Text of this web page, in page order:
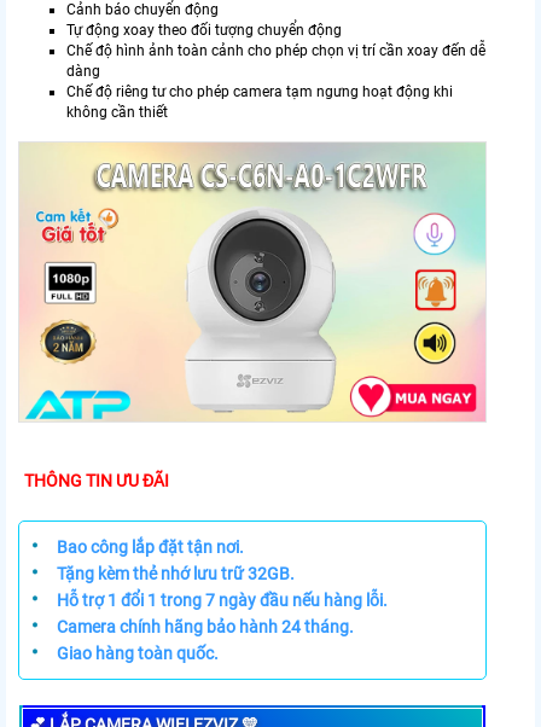
Cảnh báo chuyển động
Tự động xoay theo đối tượng chuyển động
Chế độ hình ảnh toàn cảnh cho phép chọn vị trí cần xoay đến dễ
dàng
Chế độ riêng tư cho phép camera tạm ngưng hoạt động khi
không cần thiết
THÔNG TIN ƯU ĐÃI
• Bao công lắp đặt tận nơi.
• Tặng kèm thẻ nhớ lưu trữ 32GB.
• Hỗ trợ 1 đổi 1 trong 7 ngày đầu nếu hàng lỗi.
• Camera chính hãng bảo hành 24 tháng.
• Giao hàng toàn quốc.